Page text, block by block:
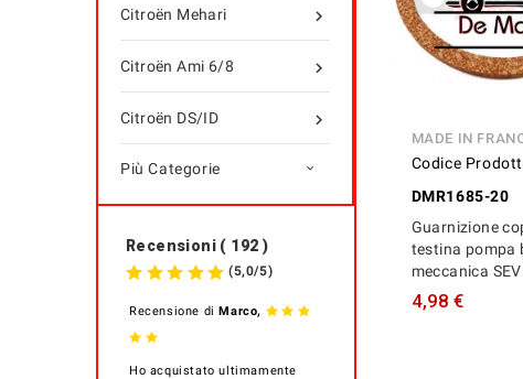

Citroën Mehari

Citroën Ami 6/8

Citroën DS/ID
Più Categorie 
Recensioni ( 192 )
(5,0/5)
Recensione diMarco,
Ho acquistato ultimamente
MADE IN
Codice
DMR1685-20
Guarnizione
testina pompa
meccanica
4,98 €